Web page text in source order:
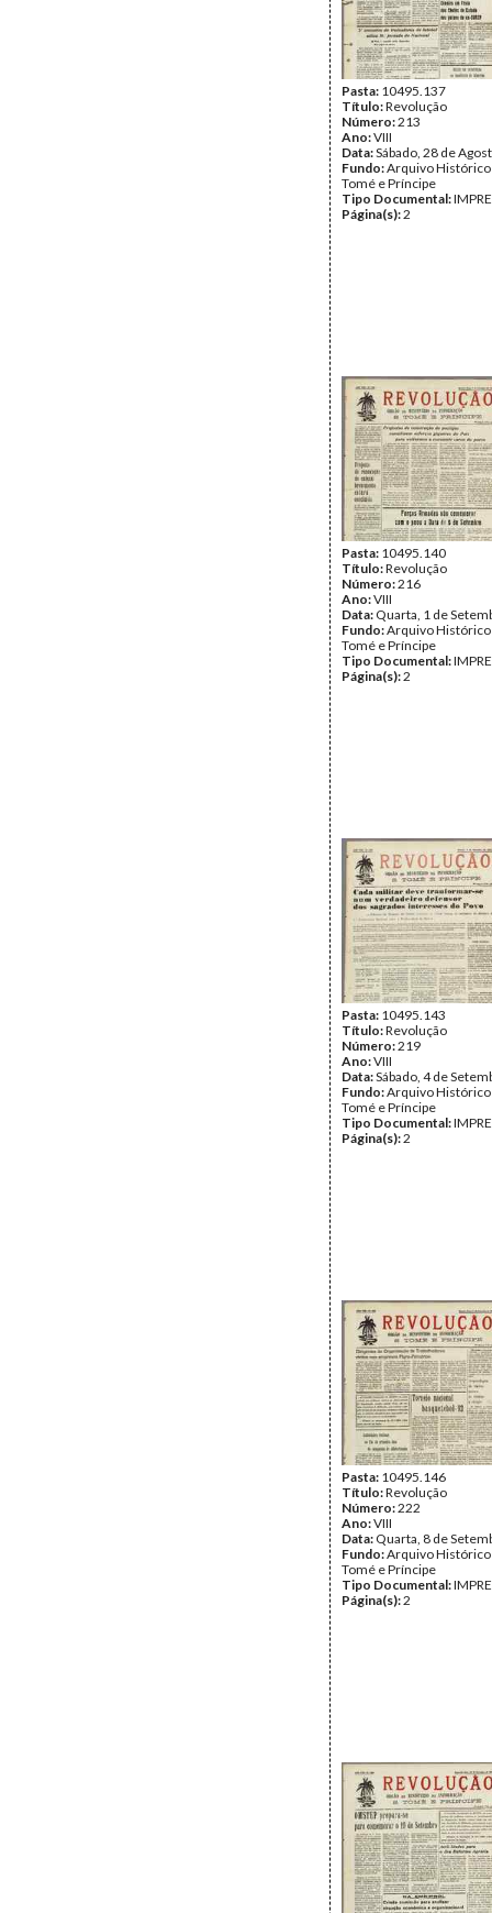
Pasta: 10495.137
Título:Revolução
Número:213
Ano:VIII
Data:Sábado, 28 de
Fundo:Arquivo Histórico
Tomé e Príncipe
Tipo Documental:
Página(s):2
Pasta: 10495.140
Título:Revolução
Número:216
Ano:VIII
Data: Quarta, 1 de
Fundo:Arquivo Histórico
Tomé e Príncipe
Tipo Documental:
Página(s):2
Pasta: 10495.143
Título:Revolução
Número:219
Ano:VIII
Data:Sábado, 4 de
Fundo:Arquivo Histórico
Tomé e Príncipe
Tipo Documental:
Página(s):2
Pasta: 10495.146
Título:Revolução
Número:222
Ano:VIII
Data: Quarta, 8 de
Fundo:Arquivo Histórico
Tomé e Príncipe
Tipo Documental:
Página(s):2